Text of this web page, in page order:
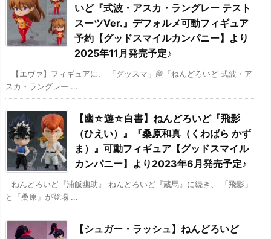
いど『式波・アスカ・ラングレー テスト
スーツVer.』デフォルメ可動フィギュア
予約【グッドスマイルカンパニー】より
2025年11月発売予定♪
【エヴァ】フィギュアに、 「グッスマ」産『ねんどろいど 式波・ア
スカ・ラングレー ...
【幽☆遊☆白書】ねんどろいど『飛影
（ひえい）』『桑原和真（くわばら かず
ま）』可動フィギュア【グッドスマイル
カンパニー】より2023年6月発売予定♪
ねんどろいど『浦飯幽助』 ねんどろいど『蔵馬』に続き、 「飛影」
と「桑原」が登場 ...
【シュガー・ラッシュ】ねんどろいど